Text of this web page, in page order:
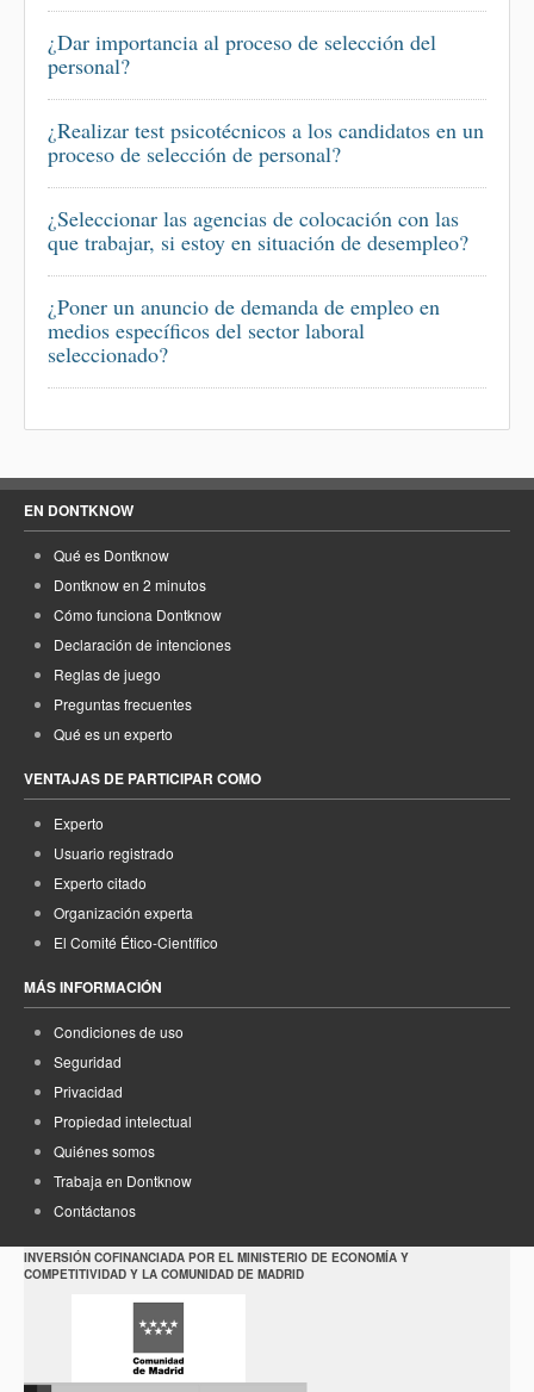
¿Dar importancia al proceso de selección del
personal?
¿Realizar test psicotécnicos a los candidatos en un
proceso de selección de personal?
¿Seleccionar las agencias de colocación con las
que trabajar, si estoy en situación de desempleo?
¿Poner un anuncio de demanda de empleo en
medios específicos del sector laboral
seleccionado?
EN DONTKNOW
Qué es Dontknow
Dontknow en 2 minutos
Cómo funciona Dontknow
Declaración de intenciones
Reglas de juego
Preguntas frecuentes
Qué es un experto
VENTAJAS DE PARTICIPAR COMO
Experto
Usuario registrado
Experto citado
Organización experta
El Comité Ético-Científico
MÁS INFORMACIÓN
Condiciones de uso
Seguridad
Privacidad
Propiedad intelectual
Quiénes somos
Trabaja en Dontknow
Contáctanos
INVERSIÓN COFINANCIADA POR EL MINISTERIO DE ECONOMÍA Y
COMPETITIVIDAD Y LA COMUNIDAD DE MADRID